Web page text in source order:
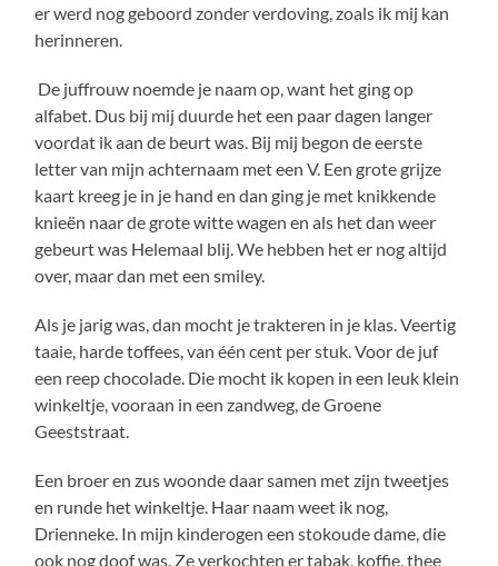
er werd nog geboord zonder verdoving, zoals ik mij kan
herinneren.
De juffrouw noemde je naam op, want het ging op
alfabet. Dus bij mij duurde het een paar dagen langer
voordat ik aan de beurt was. Bij mij begon de eerste
letter van mijn achternaam met een V. Een grote grijze
kaart kreeg je in je hand en dan ging je met knikkende
knieën naar de grote witte wagen en als het dan weer
gebeurt was Helemaal blij. We hebben het er nog altijd
over, maar dan met een smiley.
Als je jarig was, dan mocht je trakteren in je klas. Veertig
taaie, harde toffees, van één cent per stuk. Voor de juf
een reep chocolade. Die mocht ik kopen in een leuk klein
winkeltje, vooraan in een zandweg, de Groene
Geeststraat.
Een broer en zus woonde daar samen met zijn tweetjes
en runde het winkeltje. Haar naam weet ik nog,
Drienneke. In mijn kinderogen een stokoude dame, die
ook nog doof was. Ze verkochten er tabak, koffie, thee